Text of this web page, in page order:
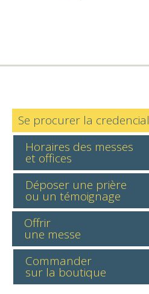
Se procurer la credencial
Horaires des messes
et offices
Déposer une prière
ou un témoignage
Offrir
une messe
Commander
sur la boutique